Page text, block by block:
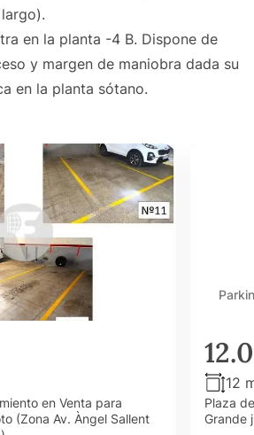
en la planta -4 B. Dispone de
y margen de maniobra dada su
en la planta sótano.
en Venta para
(Zona Av. Àngel Sallent
12
Plaza
Grande